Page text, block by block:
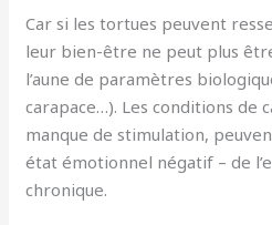
Car si les tortues peuvent
leur bien-être ne peut plus
l’aune de paramètres
carapace…). Les conditions de
manque de stimulation,
état émotionnel négatif – de
chronique.